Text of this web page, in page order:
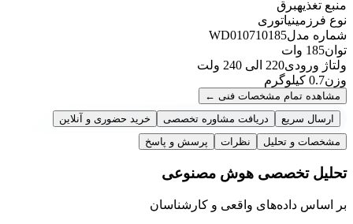
منبع تغذیهبرق
نوع فرز مینیاتوری
شماره مدلWD010710185
توان185 وات
ولتاژ ورودی220 الی 240 ولت
وزن0.7 کیلوگرم
مشاهده تمام مشخصات فنی ←
ارسال سریع
دریافت مشاوره تخصصی
خرید حضوری و آنلاین
مشخصات و تحلیل
نظرات پرسش و پاسخ
تحلیل تخصصی هوش مصنوعی
بر اساس داده‌های واقعی و کارشناسان